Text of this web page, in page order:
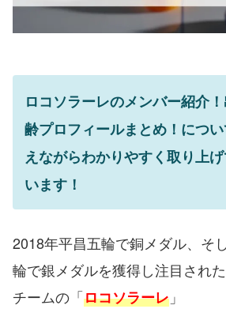
ロコソラーレのメンバー紹介
齢プロフィールまとめ！につ
えながらわかりやすく取り上
います！
2018年平昌五輪で銅メダル、そ
輪で銀メダルを獲得し注目され
チームの「ロコソラーレ 」